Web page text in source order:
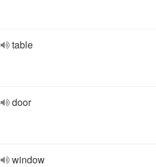
table
door
window